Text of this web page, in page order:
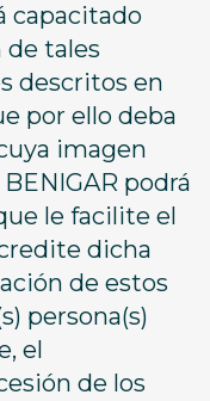
capacitado
de tales
descritos en
por ello deba
imagen
podrá
le facilite el
dicha
de estos
persona(s)
el
de los